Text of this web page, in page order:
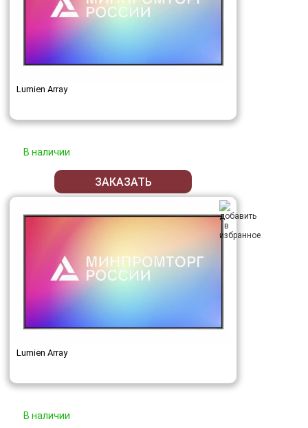
Lumien Array
В наличии
ЗАКАЗАТЬ
Lumien Array
В наличии